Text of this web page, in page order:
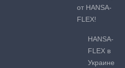
от HANSA-
FLEX!
HANSA-
FLEX в
Украине